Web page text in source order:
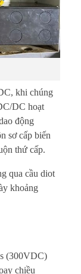
khi chúng
DC hoạt
động
sơ cấp biến
thứ cấp.
qua cầu diot
khoảng
(300VDC)
chiều